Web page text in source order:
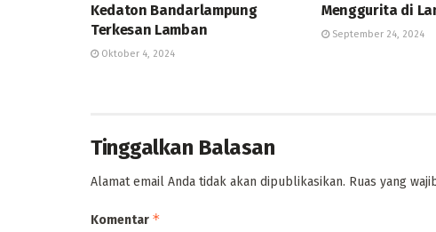
Kedaton Bandarlampung
Terkesan Lamban
Oktober 4, 2024
Menggurita di
September 24, 2024
Tinggalkan Balasan
Alamat email Anda tidak akan dipublikasikan. Ruas yang
Komentar *